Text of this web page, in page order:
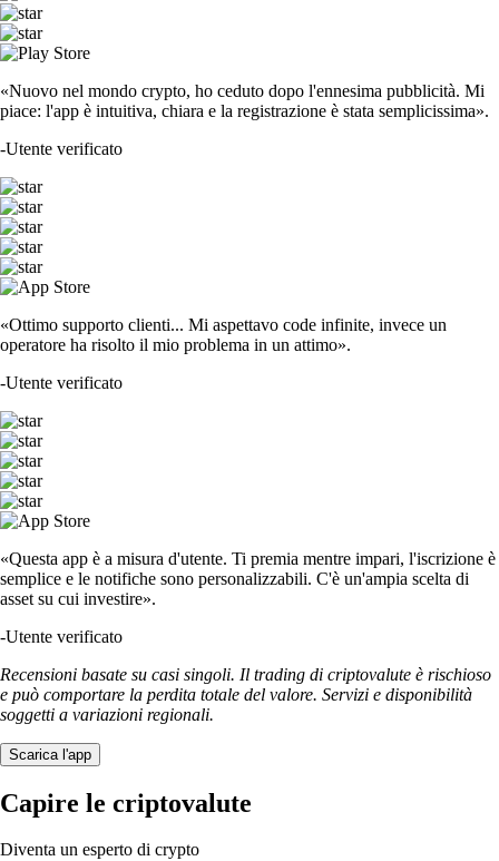
«Nuovo nel mondo crypto, ho ceduto dopo l'ennesima pubblicità. Mi
piace: l'app è intuitiva, chiara e la registrazione è stata semplicissima».
-Utente verificato
«Ottimo supporto clienti... Mi aspettavo code infinite, invece un
operatore ha risolto il mio problema in un attimo».
-Utente verificato
«Questa app è a misura d'utente. Ti premia mentre impari, l'iscrizione è
semplice e le notifiche sono personalizzabili. C'è un'ampia scelta di
asset su cui investire».
-Utente verificato
Recensioni basate su casi singoli. Il trading di criptovalute è rischioso
e può comportare la perdita totale del valore. Servizi e disponibilità
soggetti a variazioni regionali.
Scarica l'app
Capire le criptovalute
Diventa un esperto di crypto